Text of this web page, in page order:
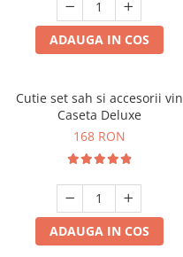
ADAUGA IN COS
Cutie set sah si accesorii vin
Caseta Deluxe
168 RON
ADAUGA IN COS